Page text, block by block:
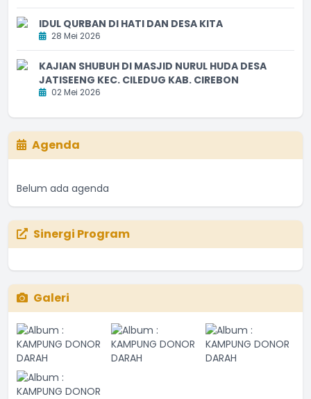
IDUL QURBAN DI HATI DAN DESA KITA
28 Mei 2026
KAJIAN SHUBUH DI MASJID NURUL HUDA DESA
JATISEENG KEC. CILEDUG KAB. CIREBON
02 Mei 2026
Agenda
Belum ada agenda
Sinergi Program
Galeri